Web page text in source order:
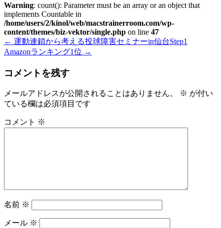
Warning: count(): Parameter must be an array or an object that
implements Countable in
/home/users/2/kinol/web/macstrainerroom.com/wp-
content/themes/biz-vektor/single.php on line 47
← 運動連鎖から考える投球障害セミナーin仙台Step1
Amazonランキング1位 →
コメントを残す
メールアドレスが公開されることはありません。 ※ が付い
ている欄は必須項目です
コメント ※
名前 ※
メール ※